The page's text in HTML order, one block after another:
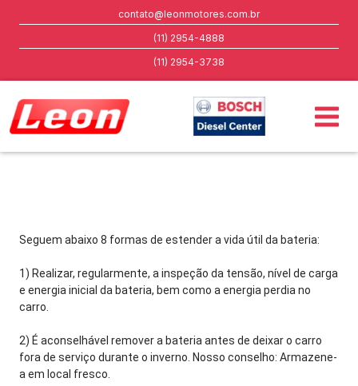
contato@leonmotores.com.br
(11) 2954-4888
(11) 2954-3738
Seguem abaixo 8 formas de estender a vida útil da bateria:
1) Realizar, regularmente, a inspeção da tensão, nível de carga
e energia inicial da bateria, bem como a energia perdia no
carro.
2) É aconselhável remover a bateria antes de deixar o carro
fora de serviço durante o inverno. Nosso conselho: Armazene-
a em local fresco.